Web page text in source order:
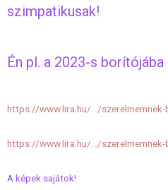
szimpatikusak!
Én pl. a 2023-s
https://www.lira.hu/…/szerelmemnek-
https://www.lira.hu/…/szerelmemnek-
A képek sajátok!